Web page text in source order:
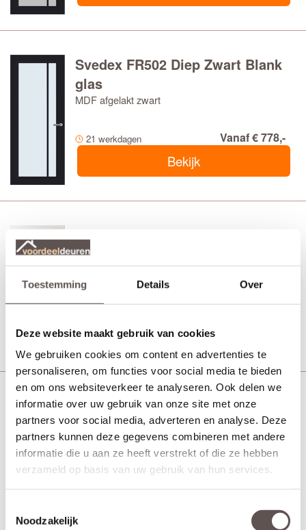
Toestemming Details Over
Deze website maakt gebruik van cookies
We gebruiken cookies om content en advertenties te
personaliseren, om functies voor social media te bieden
en om ons websiteverkeer te analyseren. Ook delen we
informatie over uw gebruik van onze site met onze
partners voor social media, adverteren en analyse. Deze
partners kunnen deze gegevens combineren met andere
informatie die u aan ze heeft verstrekt of die ze hebben
verzameld op basis van uw gebruik van hun services.
Noodzakelijk
Svedex FR502 Diep Zwart Blank
glas
MDF afgelakt zwart
21 werkdagen Vanaf € 778,-
Bekijk
Svedex FR502W Satijn glas
MDF afgelakt wit
21 werkdagen Vanaf € 570,-
Bekijk
Svedex FR502W Blank glas
MDF afgelakt wit
Vanaf € 570,-